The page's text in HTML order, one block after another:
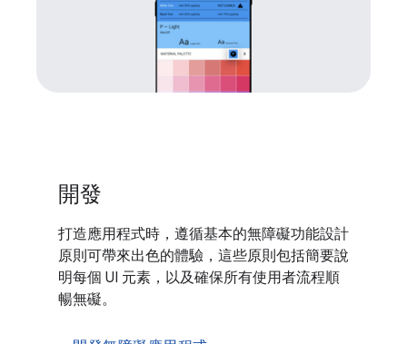
開發
打造應用程式時，遵循基本的無障礙功能設計
原則可帶來出色的體驗，這些原則包括簡要說
明每個 UI 元素，以及確保所有使用者流程順
暢無礙。